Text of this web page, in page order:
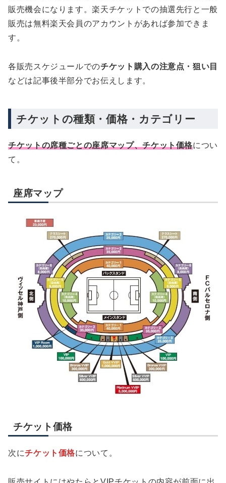
販売機会になります。楽天チケットでの抽選先行と一般
販売は無料楽天会員のアカウントがあれば参加できま
す。
各販売スケジュールでのチケット購入の注意点・狙い目
などは記事後半部分でお伝えします。
チケットの種類・価格・カテゴリー
チケットの席種ごとの座席マップ、チケット価格につい
て。
座席マップ
チケット価格
次にチケット価格について。